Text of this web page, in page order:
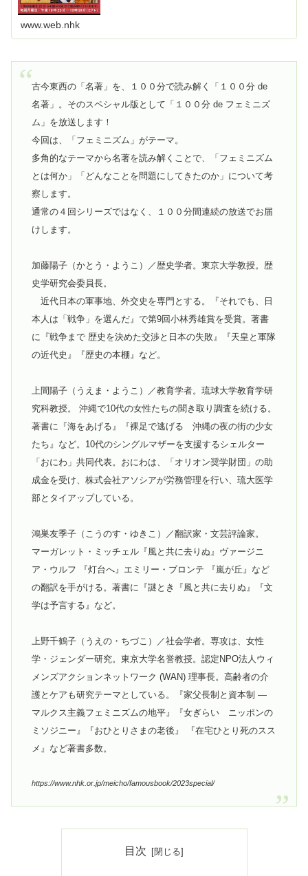
www.web.nhk
古今東西の「名著」を、１００分で読み解く「１００分 de
名著」。そのスペシャル版として「１００分 de フェミニズ
ム」を放送します！
今回は、「フェミニズム」がテーマ。
多角的なテーマから名著を読み解くことで、「フェミニズム
とは何か」「どんなことを問題にしてきたのか」について考
察します。
通常の４回シリーズではなく、１００分間連続の放送でお届
けします。
加藤陽子（かとう・ようこ）／歴史学者。東京大学教授。歴
史学研究会委員長。
近代日本の軍事地、外交史を専門とする。『それでも、日
本人は「戦争」を選んだ』で第9回小林秀雄賞を受賞。著書
に『戦争まで 歴史を決めた交渉と日本の失敗』『天皇と軍隊
の近代史』『歴史の本棚』など。
上間陽子（うえま・ようこ）／教育学者。琉球大学教育学研
究科教授。 沖縄で10代の女性たちの聞き取り調査を続ける。
著書に『海をあげる』『裸足で逃げる 沖縄の夜の街の少女
たち』など。10代のシングルマザーを支援するシェルター
「おにわ」共同代表。おにわは、「オリオン奨学財団」の助
成金を受け、株式会社アソシアが労務管理を行い、琉大医学
部とタイアップしている。
鴻巣友季子（こうのす・ゆきこ）／翻訳家・文芸評論家。
マーガレット・ミッチェル『風と共に去りぬ』ヴァージニ
ア・ウルフ 『灯台へ』エミリー・ブロンテ 『嵐が丘』など
の翻訳を手がける。著書に『謎とき『風と共に去りぬ』『文
学は予言する』など。
上野千鶴子（うえの・ちづこ）／社会学者。専攻は、女性
学・ジェンダー研究。東京大学名誉教授。認定NPO法人ウィ
メンズアクションネットワーク (WAN) 理事長。高齢者の介
護とケアも研究テーマとしている。『家父長制と資本制 ―
マルクス主義フェミニズムの地平』『女ぎらい ニッポンの
ミソジニー』『おひとりさまの老後』 『在宅ひとり死のスス
メ』など著書多数。
https://www.nhk.or.jp/meicho/famousbook/2023special/
目次